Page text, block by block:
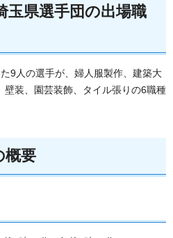
玉県選手団の出場職
9人の選手が、婦人服製作、建築大
装、園芸装飾、タイル張りの6職種
概要